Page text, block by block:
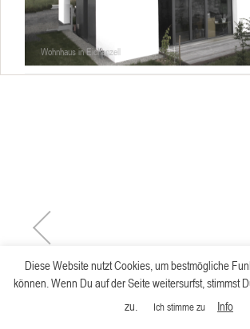
Wohnhaus in Eichenzell
Diese Website nutzt Cookies, um bestmögliche
können. Wenn Du auf der Seite weitersurfst, stimmst
zu.
Ich stimme zu Info